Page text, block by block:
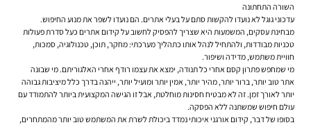
השורה התחתונה
עדכוני גוגל לא נועדו להקשות סתם על בעלי אתרים. הם נועדו לשפר את מנוע החיפוש.
מבחינת עסקים, המשמעות היא שצריך להפסיק לחשוב על קידום אתרים כעל סדרת פעולות
טכניות מבודדות, ולהתחיל לנהל אותו כתהליך מערכתי: מחקר, תוכן, טכנולוגיה, סמכות,
חוויית משתמש, מדידה ושיפור.
מי שמחפש פתרון קסם אחרי כל תנודה, ימצא את עצמו רודף אחרי האלגוריתם. מי שבונה
אתר טוב יותר, ברור יותר, מהיר יותר, אמין יותר ומועיל יותר, ייהנה בדרך כלל מיציבות גבוהה
יותר לאורך זמן. זה לא מבטיח חסינות מוחלטת, אבל זו הגישה המקצועית ביותר להתמודד עם
עולם חיפוש שמשתנה ללא הפסקה.
בסופו של דבר, קידום אורגני איכותי נמדד ביכולת לשרת את המשתמש טוב יותר מהמתחרים,